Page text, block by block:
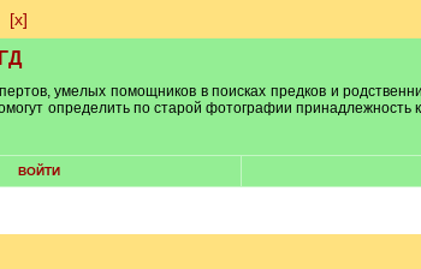
[х]
умелых помощников в поисках предков и
определить по старой фотографии принадлежность
ВОЙТИ